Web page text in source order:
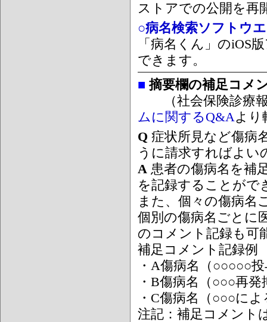
ストアでの公開を再
○病名検索ソフトウ
「病名くん」のiOS
できます。
■ 摘要欄の補足コメ
（社会保険診療報
ムに関するQ&Aより
Q 症状所見など傷病
うに請求すればよい
A 患者の傷病名を補
を記録することがで
また、個々の傷病名
個別の傷病名ごとに
のコメント記録も可
補足コメント記録例
・A傷病名（○○○○○
・B傷病名（○○○再
・C傷病名（○○○に
注記：補足コメント